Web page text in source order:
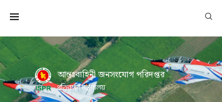
আন্তঃবাহিনী জনসংযোগ পরিদপ্তর
প্রতিরক্ষা মন্ত্রণালয়